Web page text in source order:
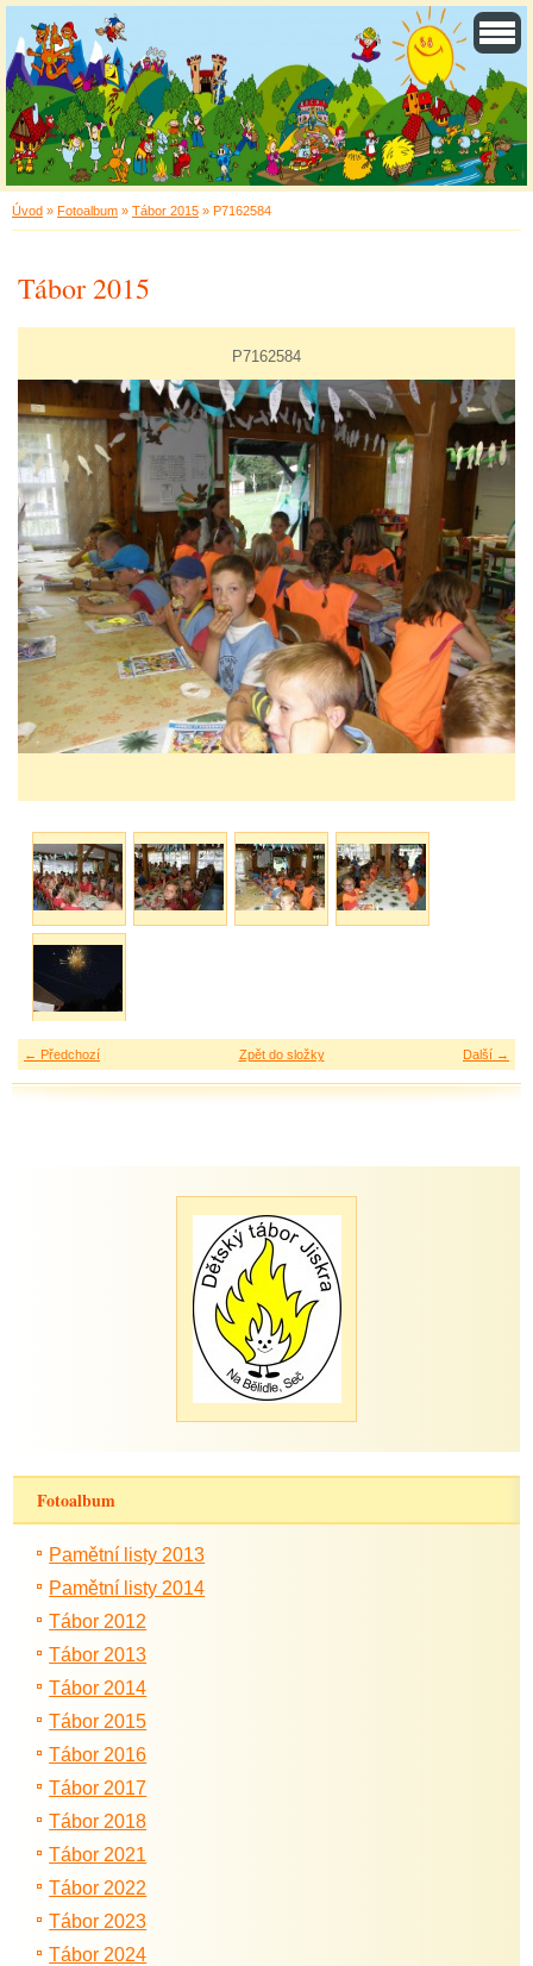
Úvod » Fotoalbum » Tábor 2015 » P7162584
Tábor 2015
P7162584
← Předchozí Další →
Zpět do složky
Fotoalbum
Pamětní listy 2013
Pamětní listy 2014
Tábor 2012
Tábor 2013
Tábor 2014
Tábor 2015
Tábor 2016
Tábor 2017
Tábor 2018
Tábor 2021
Tábor 2022
Tábor 2023
Tábor 2024